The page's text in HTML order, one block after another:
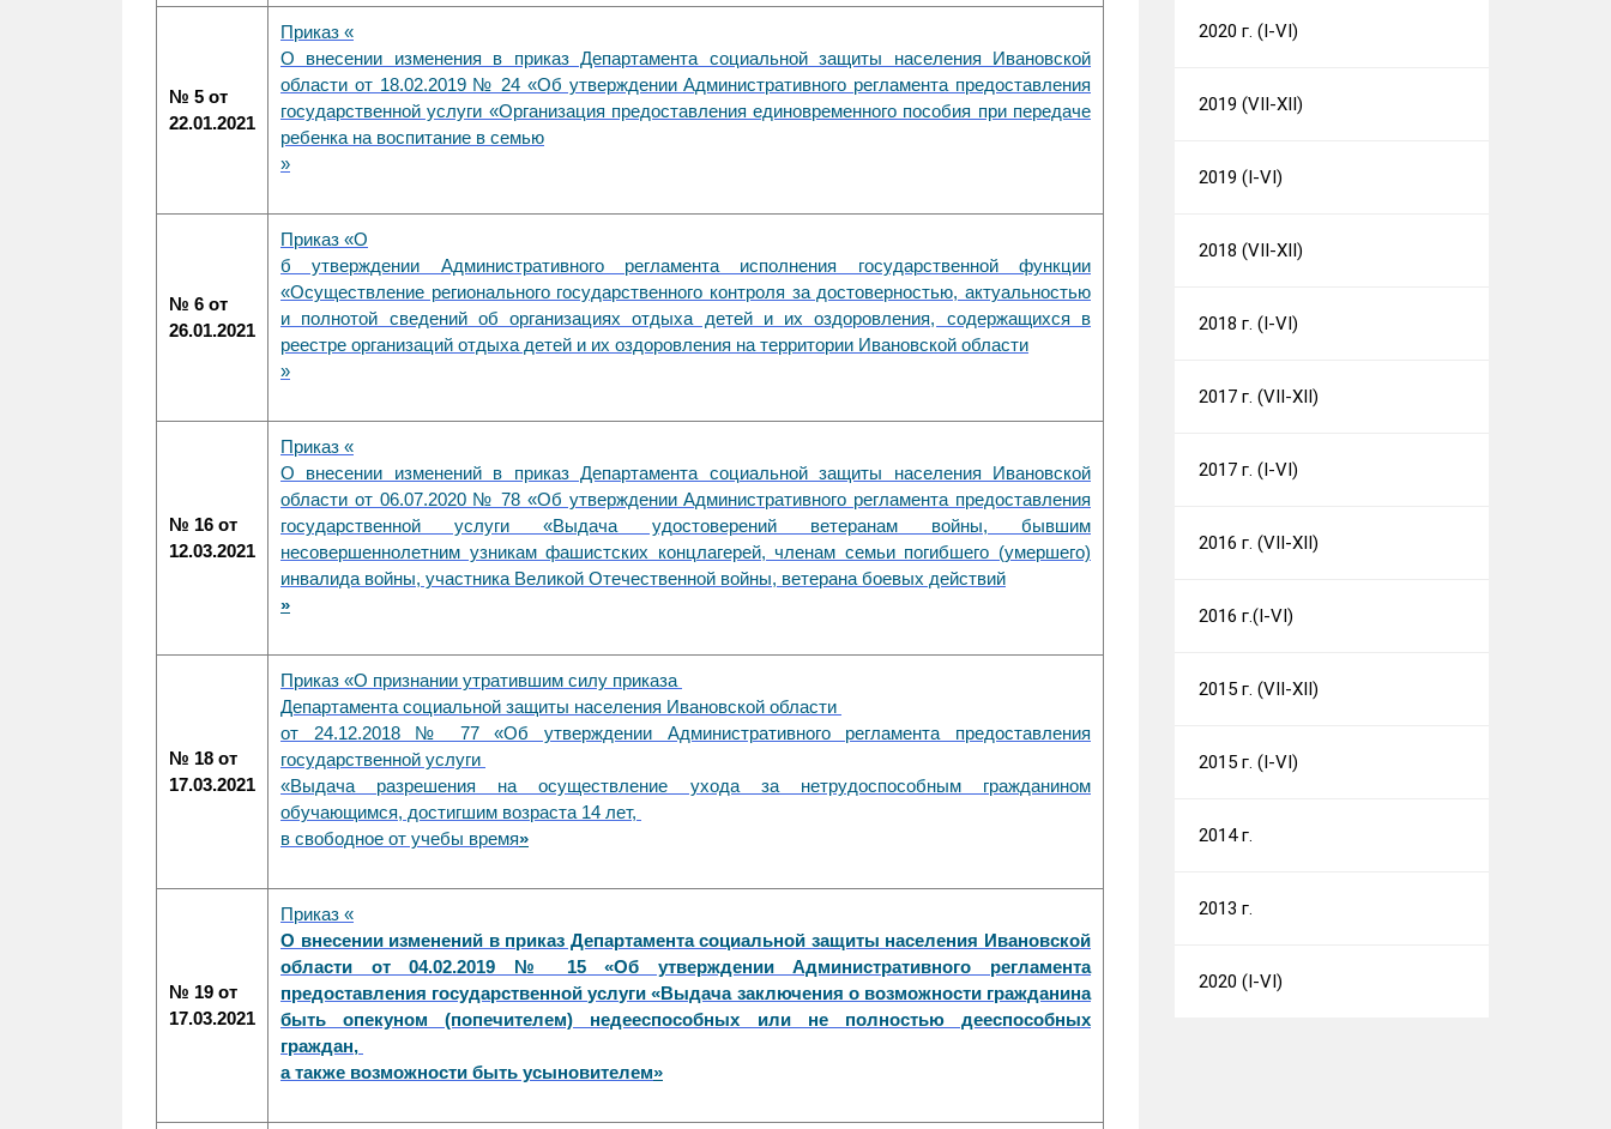
№ 5 от
22.01.2021
Приказ «
О внесении изменения в приказ Департамента социальной защиты населения Ивановской
области от 18.02.2019 № 24 «Об утверждении Административного регламента предоставления
государственной услуги «Организация предоставления единовременного пособия при передаче
ребенка на воспитание в семью
»
№ 6 от
26.01.2021
Приказ «О
б утверждении Административного регламента исполнения государственной функции
«Осуществление регионального государственного контроля за достоверностью, актуальностью
и полнотой сведений об организациях отдыха детей и их оздоровления, содержащихся в
реестре организаций отдыха детей и их оздоровления на территории Ивановской области
»
№ 16 от
12.03.2021
Приказ «
О внесении изменений в приказ Департамента социальной защиты населения Ивановской
области от 06.07.2020 № 78 «Об утверждении Административного регламента предоставления
государственной услуги «Выдача удостоверений ветеранам войны, бывшим
несовершеннолетним узникам фашистских концлагерей, членам семьи погибшего (умершего)
инвалида войны, участника Великой Отечественной войны, ветерана боевых действий
»
№ 18 от
17.03.2021
Приказ «О признании утратившим силу приказа
Департамента социальной защиты населения Ивановской области
от 24.12.2018 № 77 «Об утверждении Административного регламента предоставления
государственной услуги
«Выдача разрешения на осуществление ухода за нетрудоспособным гражданином
обучающимся, достигшим возраста 14 лет,
в свободное от учебы время»
№ 19 от
17.03.2021
Приказ «
О внесении изменений в приказ Департамента социальной защиты населения Ивановской
области от 04.02.2019 № 15 «Об утверждении Административного регламента
предоставления государственной услуги «Выдача заключения о возможности гражданина
быть опекуном (попечителем) недееспособных или не полностью дееспособных
граждан,
а также возможности быть усыновителем»
2020 г. (I-VI)
2019 (VII-XII)
2019 (I-VI)
2018 (VII-XII)
2018 г. (I-VI)
2017 г. (VII-XII)
2017 г. (I-VI)
2016 г. (VII-XII)
2016 г.(I-VI)
2015 г. (VII-XII)
2015 г. (I-VI)
2014 г.
2013 г.
2020 (I-VI)